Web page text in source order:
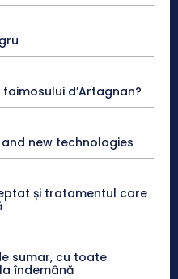
d’Artagnan?
new technologies
și tratamentul care
sumar, cu toate
îndemână